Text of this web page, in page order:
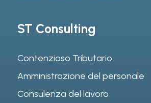
ST Consulting
Contenzioso Tributario
Amministrazione del personale
Consulenza del lavoro